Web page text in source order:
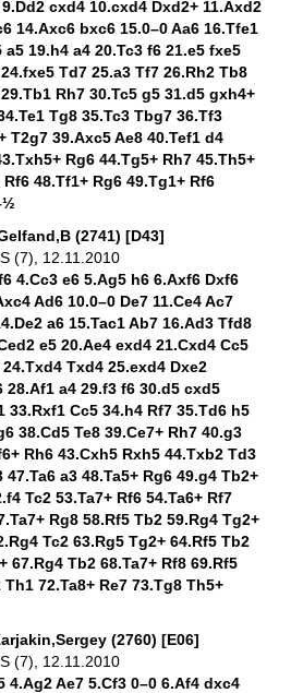
cxd4 10.cxd4 Dxd2+ 11.Axd2
14.Axc6 bxc6 15.0–0 Aa6 16.Tfe1
19.h4 a4 20.Tc3 f6 21.e5 fxe5
Td7 25.a3 Tf7 26.Rh2 Tb8
Rh7 30.Tc5 g5 31.d5 gxh4+
Tg8 35.Tc3 Tbg7 36.Tf3
T2g7 39.Axc5 Ae8 40.Tef1 d4
Rg6 44.Tg5+ Rh7 45.Th5+
48.Tf1+ Rg6 49.Tg1+ Rf6
(2741) [D43]
(7), 12.11.2010
4.Cc3 e6 5.Ag5 h6 6.Axf6 Dxf6
Ad6 10.0–0 De7 11.Ce4 Ac7
a6 15.Tac1 Ab7 16.Ad3 Tfd8
e5 20.Ae4 exd4 21.Cxd4 Cc5
Txd4 25.exd4 Dxe2
28.Af1 a4 29.f3 f6 30.d5 cxd5
33.Rxf1 Cc5 34.h4 Rf7 35.Td6 h5
38.Cd5 Te8 39.Ce7+ Rh7 40.g3
Rh6 43.Cxh5 Rxh5 44.Txb2 Td3
a3 48.Ta5+ Rg6 49.g4 Tb2+
Tc2 53.Ta7+ Rf6 54.Ta6+ Rf7
Rg8 58.Rf5 Tb2 59.Rg4 Tg2+
Tc2 63.Rg5 Tg2+ 64.Rf5 Tb2
67.Rg4 Tb2 68.Ta7+ Rf8 69.Rf5
72.Ta8+ Re7 73.Tg8 Th5+
(2760) [E06]
(7), 12.11.2010
4.Ag2 Ae7 5.Cf3 0–0 6.Af4 dxc4